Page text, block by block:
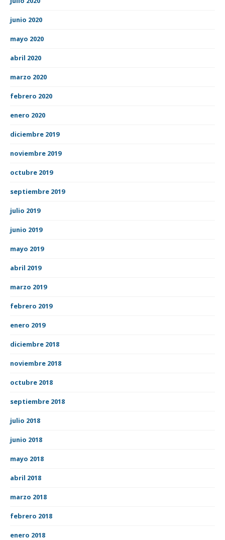
junio 2020
mayo 2020
abril 2020
marzo 2020
febrero 2020
enero 2020
diciembre 2019
noviembre 2019
octubre 2019
septiembre 2019
julio 2019
junio 2019
mayo 2019
abril 2019
marzo 2019
febrero 2019
enero 2019
diciembre 2018
noviembre 2018
octubre 2018
septiembre 2018
julio 2018
junio 2018
mayo 2018
abril 2018
marzo 2018
febrero 2018
enero 2018